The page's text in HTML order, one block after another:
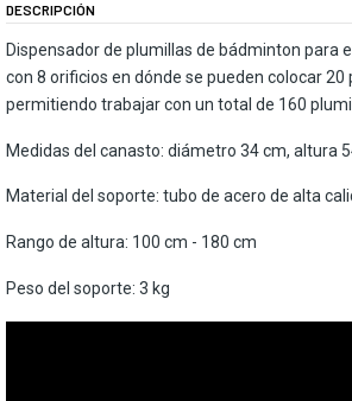
DESCRIPCIÓN
Dispensador de plumillas de bádminton para
con 8 orificios en dónde se pueden colocar 20
permitiendo trabajar con un total de 160
Medidas del canasto: diámetro 34 cm, altura
Material del soporte: tubo de acero de alta
Rango de altura: 100 cm - 180 cm
Peso del soporte: 3 kg